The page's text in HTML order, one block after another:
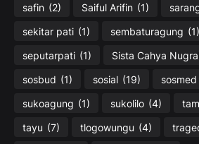
safin (2) Saiful Arifin (1)
sekitar pati (1) sembaturagung (1)
seputarpati (1) Sista Cahya
sosbud (1) sosial (19) sosmed
sukoagung (1) sukolilo (4)
tayu (7) tlogowungu (4)